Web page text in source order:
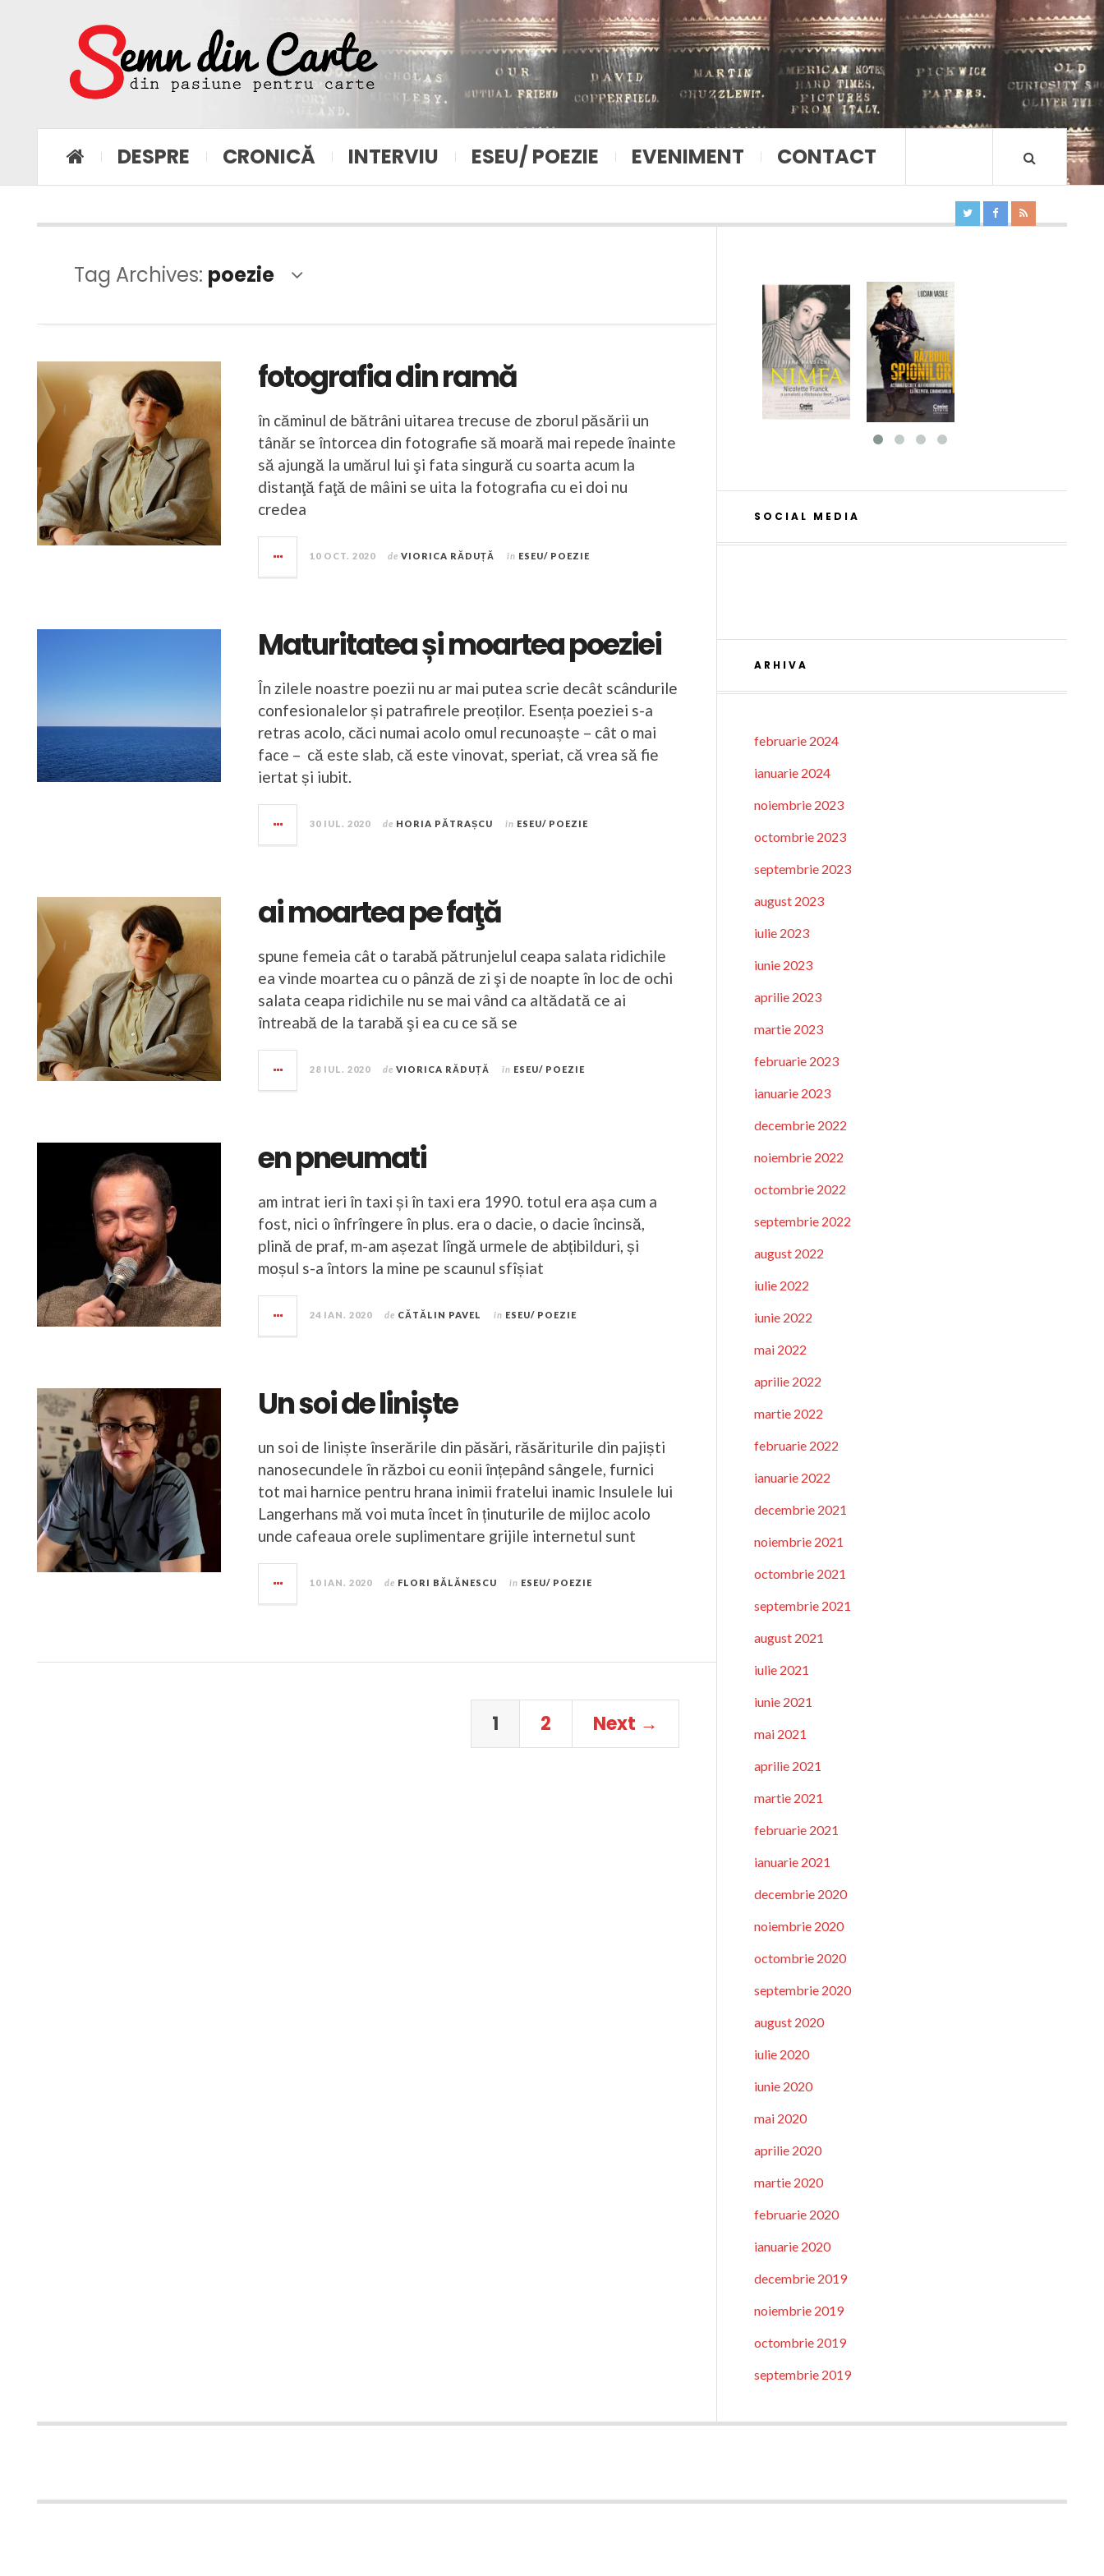
DESPRE CRONICĂ INTERVIU ESEU/ POEZIE EVENIMENT CONTACT
Tag Archives: poezie
fotografia din ramă
în căminul de bătrâni uitarea trecuse de zborul păsării un
tânăr se întorcea din fotografie să moară mai repede înainte
să ajungă la umărul lui şi fata singură cu soarta acum la
distanţă faţă de mâini se uita la fotografia cu ei doi nu
credea
10 OCT. 2020 de VIORICA RĂDUȚĂ în ESEU/ POEZIE
Maturitatea și moartea poeziei
În zilele noastre poezii nu ar mai putea scrie decât scândurile
confesionalelor și patrafirele preoților. Esența poeziei s-a
retras acolo, căci numai acolo omul recunoaște – cât o mai
face – că este slab, că este vinovat, speriat, că vrea să fie
iertat și iubit.
30 IUL. 2020 de HORIA PĂTRAȘCU în ESEU/ POEZIE
ai moartea pe faţă
spune femeia cât o tarabă pătrunjelul ceapa salata ridichile
ea vinde moartea cu o pânză de zi şi de noapte în loc de ochi
salata ceapa ridichile nu se mai vând ca altădată ce ai
întreabă de la tarabă şi ea cu ce să se
28 IUL. 2020 de VIORICA RĂDUȚĂ în ESEU/ POEZIE
en pneumati
am intrat ieri în taxi și în taxi era 1990. totul era așa cum a
fost, nici o înfrîngere în plus. era o dacie, o dacie încinsă,
plină de praf, m-am așezat lîngă urmele de abțibilduri, și
moșul s-a întors la mine pe scaunul sfîșiat
24 IAN. 2020 de CĂTĂLIN PAVEL în ESEU/ POEZIE
Un soi de liniște
un soi de liniște înserările din păsări, răsăriturile din pajiști
nanosecundele în război cu eonii înțepând sângele, furnici
tot mai harnice pentru hrana inimii fratelui inamic Insulele lui
Langerhans mă voi muta încet în ținuturile de mijloc acolo
unde cafeaua orele suplimentare grijile internetul sunt
10 IAN. 2020 de FLORI BĂLĂNESCU în ESEU/ POEZIE
1 2 Next →
SOCIAL MEDIA
ARHIVA
februarie 2024
ianuarie 2024
noiembrie 2023
octombrie 2023
septembrie 2023
august 2023
iulie 2023
iunie 2023
aprilie 2023
martie 2023
februarie 2023
ianuarie 2023
decembrie 2022
noiembrie 2022
octombrie 2022
septembrie 2022
august 2022
iulie 2022
iunie 2022
mai 2022
aprilie 2022
martie 2022
februarie 2022
ianuarie 2022
decembrie 2021
noiembrie 2021
octombrie 2021
septembrie 2021
august 2021
iulie 2021
iunie 2021
mai 2021
aprilie 2021
martie 2021
februarie 2021
ianuarie 2021
decembrie 2020
noiembrie 2020
octombrie 2020
septembrie 2020
august 2020
iulie 2020
iunie 2020
mai 2020
aprilie 2020
martie 2020
februarie 2020
ianuarie 2020
decembrie 2019
noiembrie 2019
octombrie 2019
septembrie 2019